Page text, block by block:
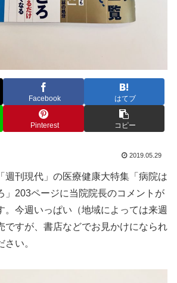
Facebook はてブ
Pinterest コピー
2019.05.29
週刊現代」の医療健康大特集「病院は
」203ページに当院院長のコメントが
。今週いっぱい（地域によっては来週
ですが、書店などでお見かけになられ
い。